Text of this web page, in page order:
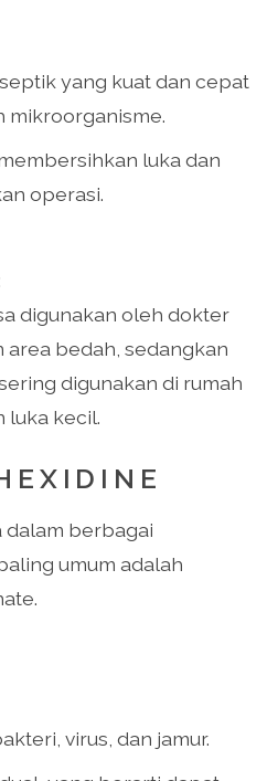
yang kuat dan cepat
mikroorganisme.
luka dan
operasi.
digunakan oleh dokter
bedah, sedangkan
digunakan di rumah
luka kecil.
dalam berbagai
umum adalah
virus, dan jamur.